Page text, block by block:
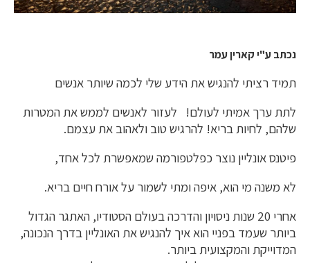
נכתב ע"י קארין עמר
תמיד רציתי להנגיש את הידע שלי לכמה שיותר אנשים
לתת ערך אמיתי לעולם! לעזור לאנשים לממש את המטרות
שלהם, לחיות בריא! להרגיש טוב ולאהוב את עצמם.
פיטנס אונליין נוצר כפלטפורמה שמאפשרת לכל אחד,
לא משנה מי הוא, איפה ומתי לשמור על אורח חיים בריא.
אחרי 20 שנות ניסויון והדרכה בעולם הסטודיו, האתגר הגדול
ביותר שעמד בפניי הוא איך להנגיש את האונליין בדרך הנכונה,
המדוייקת והמקצועית ביותר.